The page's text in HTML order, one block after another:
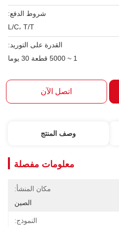
شروط الدفع:
L/C، T/T
القدرة على التوريد:
اتصل الآن
وصف المنتج
معلومات مفصلة
مكان المنشأ:
الصين
النموذج: